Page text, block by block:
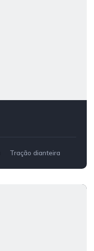
Tração dianteira